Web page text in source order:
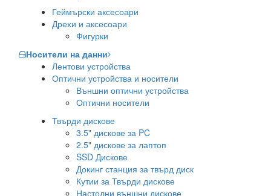
Геймърски аксесоари
Дрехи и аксесоари
Фигурки
Носители на данни
Лентови устройства
Оптични устройства и носители
Външни оптични устройства
Оптични носители
Твърди дискове
3.5" дискове за PC
2.5" дискове за лаптоп
SSD Дискове
Докинг станция за твърд диск
Кутии за Твърди дискове
Настолни външни дискове